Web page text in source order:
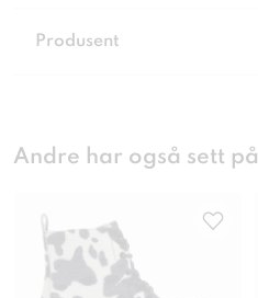
Produsent
Andre har også sett på